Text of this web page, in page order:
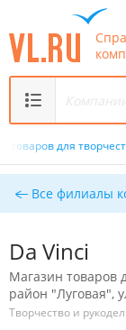
товаров для
Все филиалы
Da Vinci
Магазин товаров
район "Луговая",
Творчество и